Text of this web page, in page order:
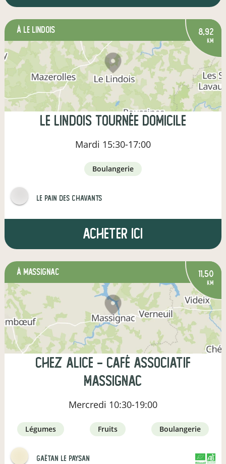
à Le Lindois 8,92
km
Le Lindois Tournée Domicile
Mardi 15:30-17:00
boulangerie
Le pain des Chavants
Acheter ici
à Massignac 11,50
km
Chez Alice - café associatif
Massignac
Mercredi 10:30-19:00
légumes fruits boulangerie
Gaëtan le paysan